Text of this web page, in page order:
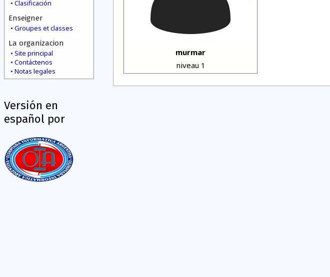
Clasificación
Enseigner
Groupes et classes
La organizacion
Site principal
Contáctenos
Notas legales
Versión en
español por
murmar
niveau 1